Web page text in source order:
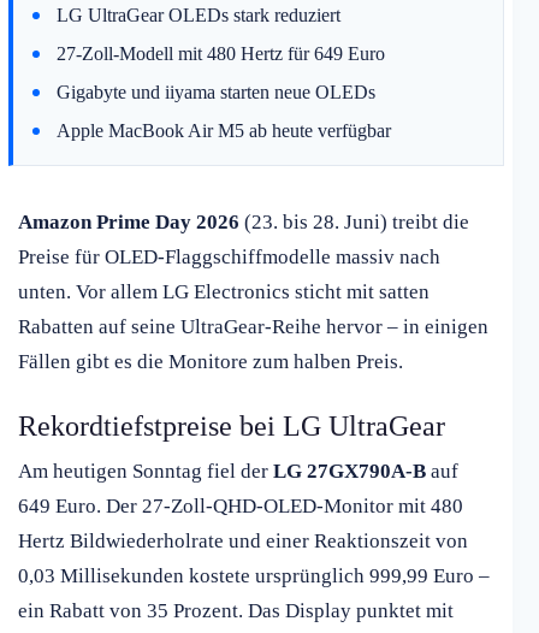
LG UltraGear OLEDs stark reduziert
27-Zoll-Modell mit 480 Hertz für 649 Euro
Gigabyte und iiyama starten neue OLEDs
Apple MacBook Air M5 ab heute verfügbar
Amazon Prime Day 2026 (23. bis 28. Juni) treibt die
Preise für OLED-Flaggschiffmodelle massiv nach
unten. Vor allem LG Electronics sticht mit satten
Rabatten auf seine UltraGear-Reihe hervor – in einigen
Fällen gibt es die Monitore zum halben Preis.
Rekordtiefstpreise bei LG UltraGear
Am heutigen Sonntag fiel der LG 27GX790A-B auf
649 Euro. Der 27-Zoll-QHD-OLED-Monitor mit 480
Hertz Bildwiederholrate und einer Reaktionszeit von
0,03 Millisekunden kostete ursprünglich 999,99 Euro –
ein Rabatt von 35 Prozent. Das Display punktet mit